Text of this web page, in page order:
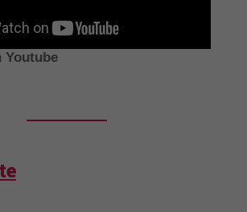
Youtube